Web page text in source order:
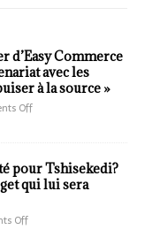
d’Easy Commerce
avec les
à la source »
Off
pour Tshisekedi?
qui lui sera
Off